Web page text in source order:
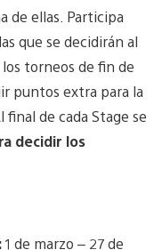
de ellas. Participa
que se decidirán al
torneos de fin de
puntos extra para la
final de cada Stage se
decidir los
1 de marzo – 27 de